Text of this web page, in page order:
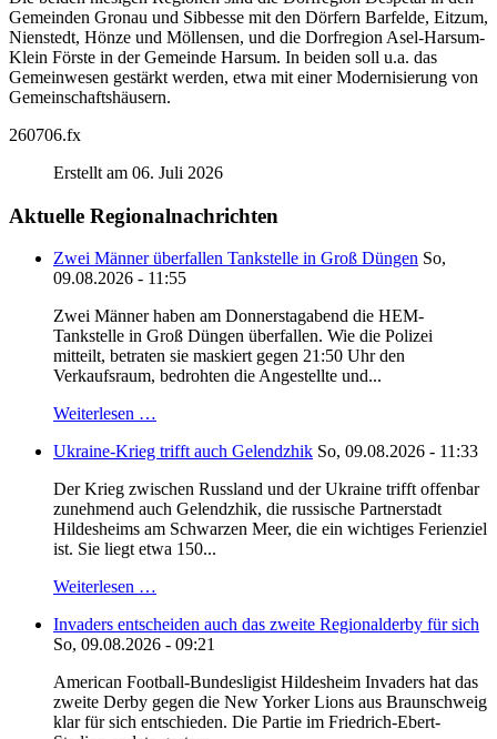
Gemeinden Gronau und Sibbesse mit den Dörfern Barfelde, Eitzum,
Nienstedt, Hönze und Möllensen, und die Dorfregion Asel-Harsum-
Klein Förste in der Gemeinde Harsum. In beiden soll u.a. das
Gemeinwesen gestärkt werden, etwa mit einer Modernisierung von
Gemeinschaftshäusern.
260706.fx
Erstellt am 06. Juli 2026
Aktuelle Regionalnachrichten
Zwei Männer überfallen Tankstelle in Groß Düngen So,
09.08.2026 - 11:55
Zwei Männer haben am Donnerstagabend die HEM-
Tankstelle in Groß Düngen überfallen. Wie die Polizei
mitteilt, betraten sie maskiert gegen 21:50 Uhr den
Verkaufsraum, bedrohten die Angestellte und...
Weiterlesen …
Ukraine-Krieg trifft auch Gelendzhik So, 09.08.2026 - 11:33
Der Krieg zwischen Russland und der Ukraine trifft offenbar
zunehmend auch Gelendzhik, die russische Partnerstadt
Hildesheims am Schwarzen Meer, die ein wichtiges Ferienziel
ist. Sie liegt etwa 150...
Weiterlesen …
Invaders entscheiden auch das zweite Regionalderby für sich
So, 09.08.2026 - 09:21
American Football-Bundesligist Hildesheim Invaders hat das
zweite Derby gegen die New Yorker Lions aus Braunschweig
klar für sich entschieden. Die Partie im Friedrich-Ebert-